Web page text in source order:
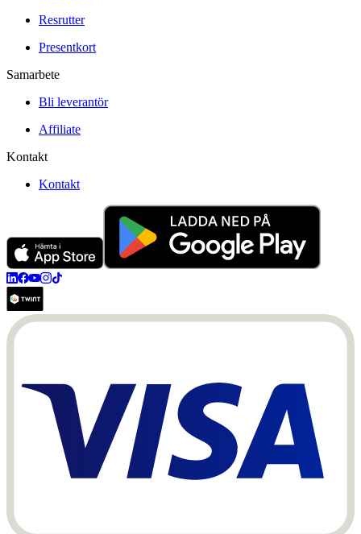
Resrutter
Presentkort
Samarbete
Bli leverantör
Affiliate
Kontakt
Kontakt